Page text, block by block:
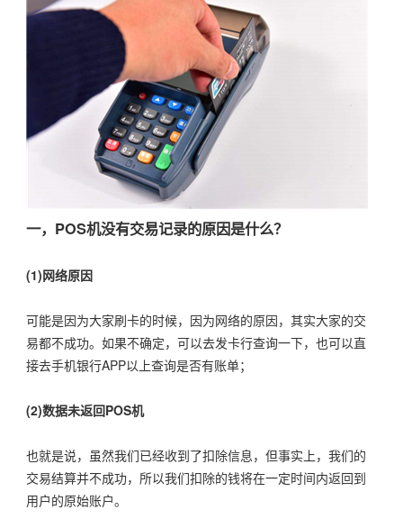
一，POS机没有交易记录的原因是什么？
(1)网络原因
可能是因为大家刷卡的时候，因为网络的原因，其实大家的交
易都不成功。如果不确定，可以去发卡行查询一下，也可以直
接去手机银行APP以上查询是否有账单；
(2)数据未返回POS机
也就是说，虽然我们已经收到了扣除信息，但事实上，我们的
交易结算并不成功，所以我们扣除的钱将在一定时间内返回到
用户的原始账户。